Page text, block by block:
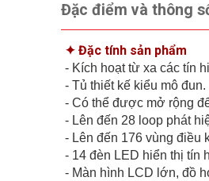
Đặc điểm và thông
✦ Đặc tính sản phẩm
- Kích hoạt từ xa các tín
- Tủ thiết kế kiểu mô
- Có thể được mở rộng
- Lên đến 28 loop phát
- Lên đến 176 vùng điều
- 14 đèn LED hiển thị tín
- Màn hình LCD lớn, đồ